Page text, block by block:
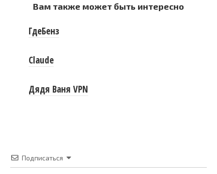
Вам также может быть интересно
ГдеБенз
Claude
Дядя Ваня VPN
Подписаться